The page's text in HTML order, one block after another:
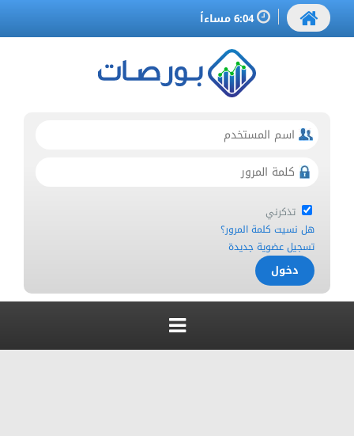
6:04 مساءاً
تذكرني
هل نسيت كلمة المرور؟
تسجيل عضوية جديدة
الرئيسية